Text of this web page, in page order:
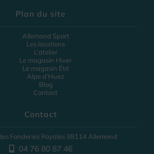
Plan du site
Allemond Sport
Les locations
L’atelier
Le magasin Hiver
Le magasin Été
Alpe d’Huez
Blog
Contact
Contact
Fonderies Royales 38114 Allemond
04 76 80 87 46